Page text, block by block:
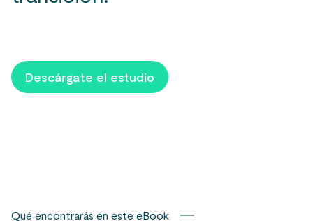
Descárgate el estudio
Qué encontrarás en este eBook